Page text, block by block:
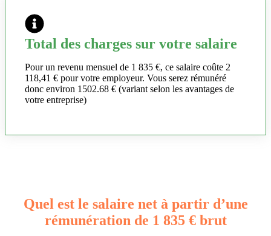
Total des charges sur votre salaire
Pour un revenu mensuel de 1 835 €, ce salaire coûte 2
118,41 € pour votre employeur. Vous serez rémunéré
donc environ 1502.68 € (variant selon les avantages de
votre entreprise)
Quel est le salaire net à partir d’une
rémunération de 1 835 € brut